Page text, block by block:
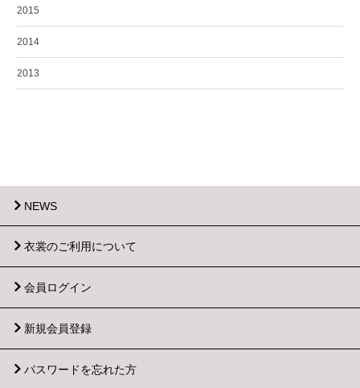
2015
2014
2013
NEWS
衣裳のご利用について
会員ログイン
新規会員登録
パスワードを忘れた方